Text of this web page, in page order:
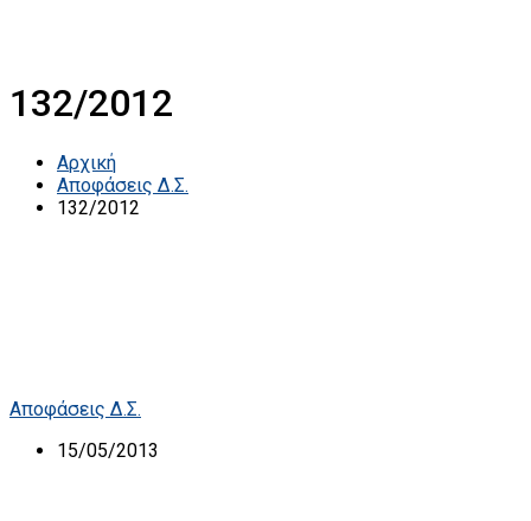
132/2012
Αρχική
Αποφάσεις Δ.Σ.
132/2012
Αποφάσεις Δ.Σ.
15/05/2013